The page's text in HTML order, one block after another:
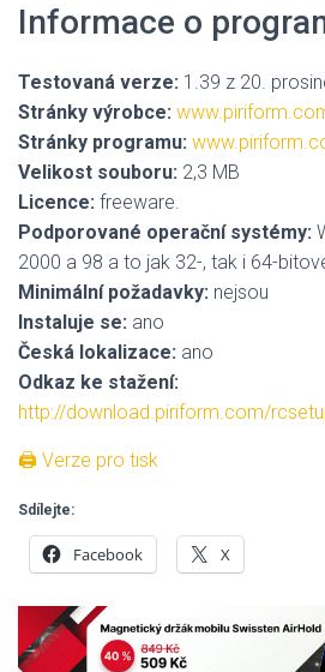
Informace o
Testovaná verze: 1.39 z 20.
Stránky výrobce:
Stránky programu:
Velikost souboru: 2,3 MB
Licence: freeware.
Podporované operační systémy:
2000 a 98 a to jak 32-, tak i 64-
Minimální požadavky: nejsou
Instaluje se: ano
Česká lokalizace: ano
Odkaz ke stažení:
http://download.piriform.com/
🖨 Verze pro tisk
Sdílejte:
Facebook X